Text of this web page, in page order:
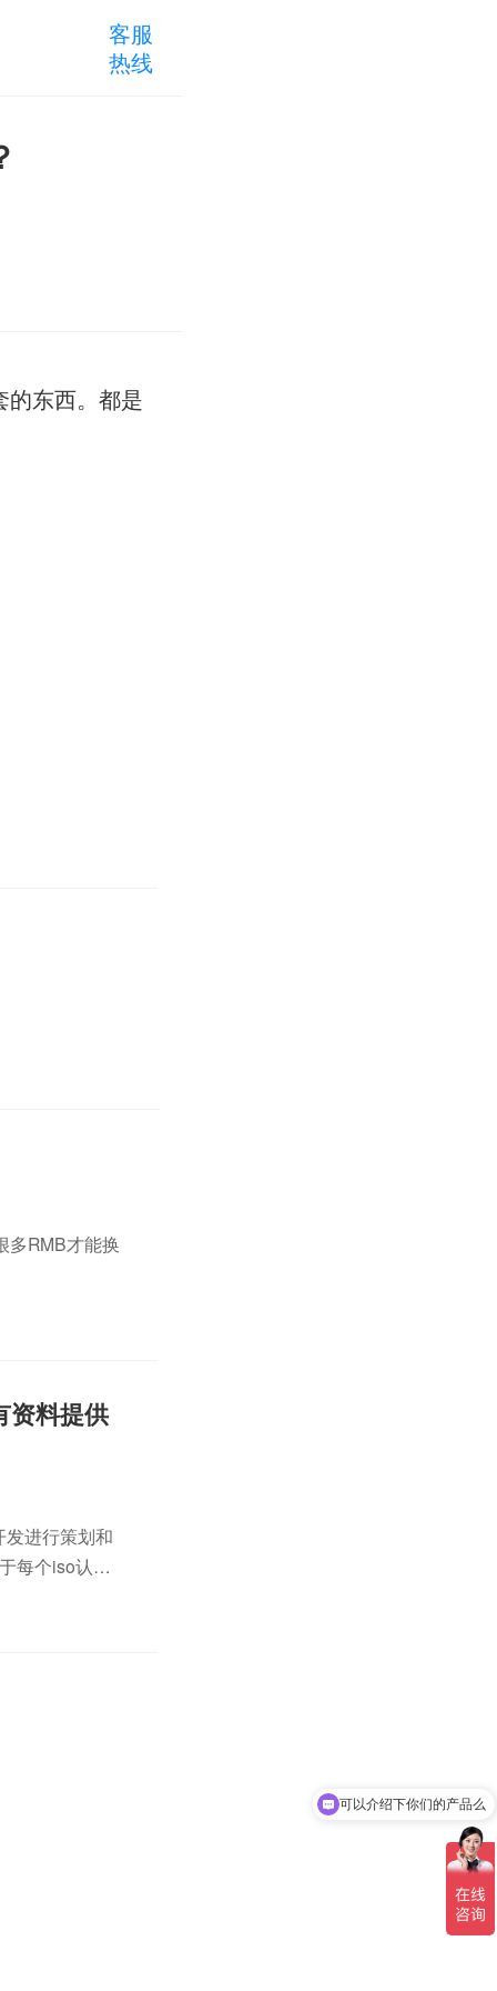
客服
热线
的东西。都是
多RMB才能换
资料提供
进行策划和
每个iso认证
与...
可以介绍下你们的产品么